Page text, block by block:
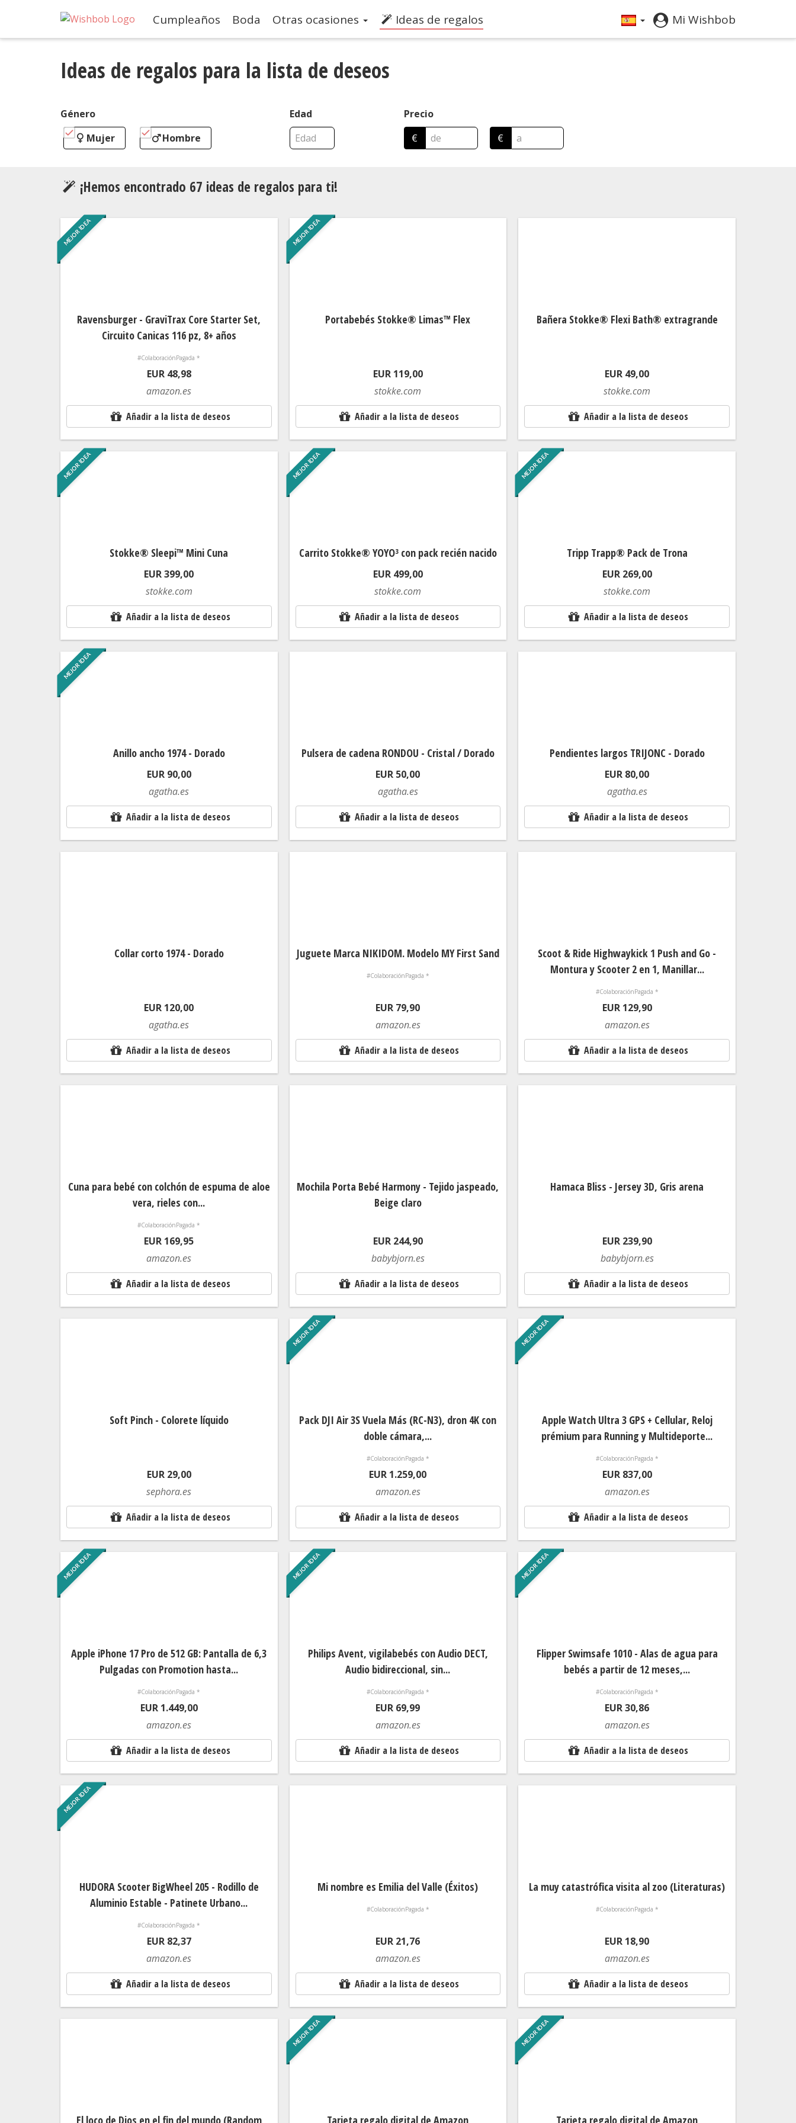
Cumpleaños Boda Otras ocasiones Ideas de regalos Mi Wishbob
Ideas de regalos para la lista de deseos
Género
Mujer
Hombre
Edad
Precio
€
€
¡Hemos encontrado 67 ideas de regalos para ti!
MEJOR IDEA
Ravensburger - GraviTrax Core Starter Set,
Circuito Canicas 116 pz, 8+ años
#ColaboraciónPagada *
EUR 48,98
amazon.es
Añadir a la lista de deseos
MEJOR IDEA
Portabebés Stokke® Limas™ Flex
EUR 119,00
stokke.com
Añadir a la lista de deseos
Bañera Stokke® Flexi Bath® extragrande
EUR 49,00
stokke.com
Añadir a la lista de deseos
MEJOR IDEA
Stokke® Sleepi™ Mini Cuna
EUR 399,00
stokke.com
Añadir a la lista de deseos
MEJOR IDEA
Carrito Stokke® YOYO³ con pack recién nacido
EUR 499,00
stokke.com
Añadir a la lista de deseos
MEJOR IDEA
Tripp Trapp® Pack de Trona
EUR 269,00
stokke.com
Añadir a la lista de deseos
MEJOR IDEA
Anillo ancho 1974 - Dorado
EUR 90,00
agatha.es
Añadir a la lista de deseos
Pulsera de cadena RONDOU - Cristal / Dorado
EUR 50,00
agatha.es
Añadir a la lista de deseos
Pendientes largos TRIJONC - Dorado
EUR 80,00
agatha.es
Añadir a la lista de deseos
Collar corto 1974 - Dorado
EUR 120,00
agatha.es
Añadir a la lista de deseos
Juguete Marca NIKIDOM. Modelo MY First Sand
#ColaboraciónPagada *
EUR 79,90
amazon.es
Añadir a la lista de deseos
Scoot & Ride Highwaykick 1 Push and Go -
Montura y Scooter 2 en 1, Manillar...
#ColaboraciónPagada *
EUR 129,90
amazon.es
Añadir a la lista de deseos
Cuna para bebé con colchón de espuma de aloe
vera, rieles con...
#ColaboraciónPagada *
EUR 169,95
amazon.es
Añadir a la lista de deseos
Mochila Porta Bebé Harmony - Tejido jaspeado,
Beige claro
EUR 244,90
babybjorn.es
Añadir a la lista de deseos
Hamaca Bliss - Jersey 3D, Gris arena
EUR 239,90
babybjorn.es
Añadir a la lista de deseos
Soft Pinch - Colorete líquido
EUR 29,00
sephora.es
Añadir a la lista de deseos
MEJOR IDEA
Pack DJI Air 3S Vuela Más (RC-N3), dron 4K con
doble cámara,...
#ColaboraciónPagada *
EUR 1.259,00
amazon.es
Añadir a la lista de deseos
MEJOR IDEA
Apple Watch Ultra 3 GPS + Cellular, Reloj
prémium para Running y Multideporte...
#ColaboraciónPagada *
EUR 837,00
amazon.es
Añadir a la lista de deseos
MEJOR IDEA
Apple iPhone 17 Pro de 512 GB: Pantalla de 6,3
Pulgadas con Promotion hasta...
#ColaboraciónPagada *
EUR 1.449,00
amazon.es
Añadir a la lista de deseos
MEJOR IDEA
Philips Avent, vigilabebés con Audio DECT,
Audio bidireccional, sin...
#ColaboraciónPagada *
EUR 69,99
amazon.es
Añadir a la lista de deseos
MEJOR IDEA
Flipper Swimsafe 1010 - Alas de agua para
bebés a partir de 12 meses,...
#ColaboraciónPagada *
EUR 30,86
amazon.es
Añadir a la lista de deseos
MEJOR IDEA
HUDORA Scooter BigWheel 205 - Rodillo de
Aluminio Estable - Patinete Urbano...
#ColaboraciónPagada *
EUR 82,37
amazon.es
Añadir a la lista de deseos
Mi nombre es Emilia del Valle (Éxitos)
#ColaboraciónPagada *
EUR 21,76
amazon.es
Añadir a la lista de deseos
La muy catastrófica visita al zoo (Literaturas)
#ColaboraciónPagada *
EUR 18,90
amazon.es
Añadir a la lista de deseos
El loco de Dios en el fin del mundo (Random
MEJOR IDEA
Tarjeta regalo digital de Amazon
MEJOR IDEA
Tarjeta regalo digital de Amazon